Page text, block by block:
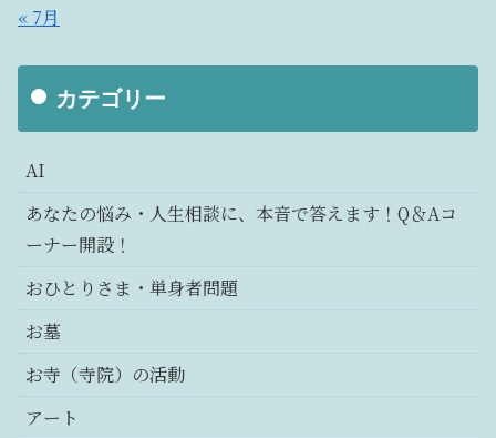
« 7月
カテゴリー
AI
あなたの悩み・人生相談に、本音で答えます！Q＆Aコ
ーナー開設！
おひとりさま・単身者問題
お墓
お寺（寺院）の活動
アート